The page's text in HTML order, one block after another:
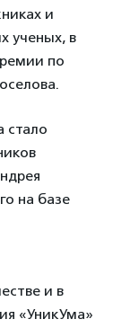
и
ученых, в
по
стало
на базе
и в
«УникУма»